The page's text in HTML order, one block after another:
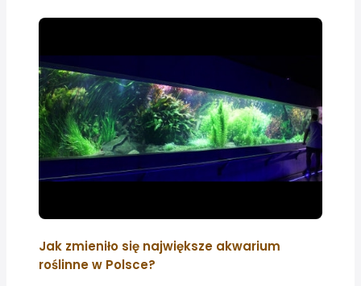
Jak zmieniło się największe akwarium
roślinne w Polsce?